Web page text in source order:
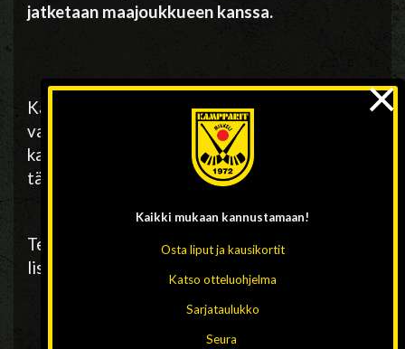
jatketaan maajoukkueen kanssa.
Kampparit kiittää JPS:aa loistavasta
vastuksesta sekä illan hienoa yleisöä,
kannustuksessa eivät jyväskyläläiset jääneet
tänään kakkoseksi!
Teksti ja kuvat: Kampparit/tiedotus, pelikuvia
lisätään juttuun ja Kampparisomeen tiistaina!
Kaikki mukaan kannustamaan!
Osta liput ja kausikortit
Katso otteluohjelma
Sarjataulukko
Seura
×